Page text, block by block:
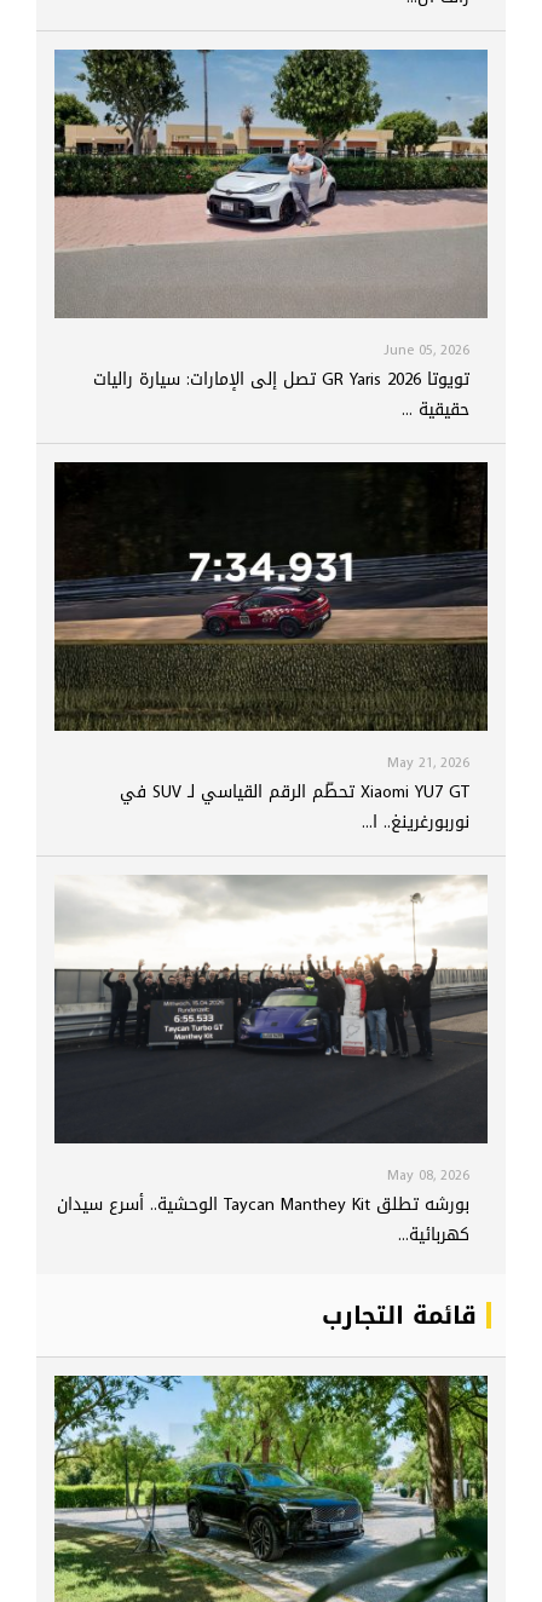
June 05, 2026
تويوتا GR Yaris 2026 تصل إلى الإمارات: سيارة راليات
حقيقية ...
May 21, 2026
Xiaomi YU7 GT تحطّم الرقم القياسي لـ SUV في
نوربورغرينغ.. ا...
May 08, 2026
بورشه تطلق Taycan Manthey Kit الوحشية.. أسرع سيدان
كهربائية...
قائمة التجارب